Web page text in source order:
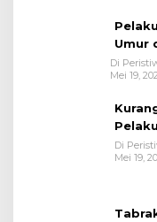
Umur
Di
Mei 19,
Di
Mei 19,